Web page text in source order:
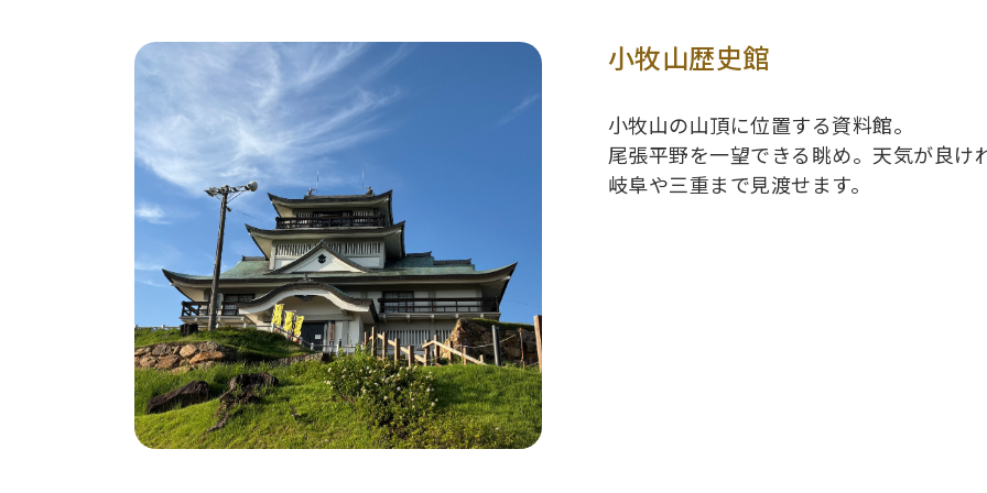
小牧山歴史館
小牧山の山頂に位置する資料館。
尾張平野を一望できる眺め。天気が良け
岐阜や三重まで見渡せます。